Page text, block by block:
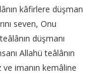
kâfirlere düşman
seven, Onu
düşmanı
Allahü teâlânın
ve imanın kemâline